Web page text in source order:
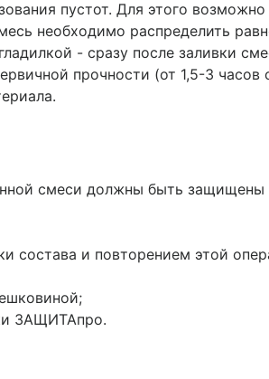
пустот. Для этого
необходимо распределить
- сразу после заливки
прочности (от 1,5-3
смеси должны быть защищены
состава и повторением этой
ЗАЩИТАпро.